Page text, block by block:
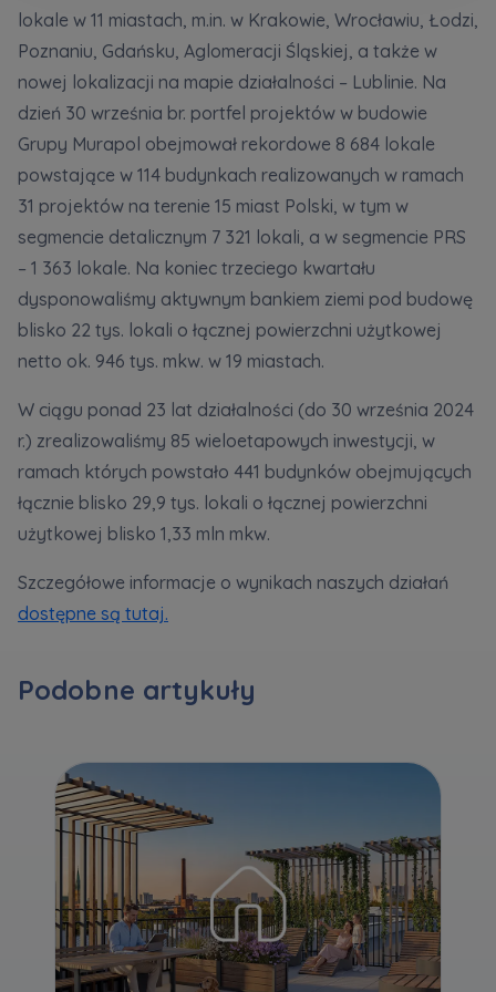
lokale w 11 miastach, m.in. w Krakowie, Wrocławiu, Łodzi,
Poznaniu, Gdańsku, Aglomeracji Śląskiej, a także w
nowej lokalizacji na mapie działalności – Lublinie. Na
dzień 30 września br. portfel projektów w budowie
Grupy Murapol obejmował rekordowe 8 684 lokale
powstające w 114 budynkach realizowanych w ramach
31 projektów na terenie 15 miast Polski, w tym w
segmencie detalicznym 7 321 lokali, a w segmencie PRS
– 1 363 lokale. Na koniec trzeciego kwartału
dysponowaliśmy aktywnym bankiem ziemi pod budowę
blisko 22 tys. lokali o łącznej powierzchni użytkowej
netto ok. 946 tys. mkw. w 19 miastach.
W ciągu ponad 23 lat działalności (do 30 września 2024
r.) zrealizowaliśmy 85 wieloetapowych inwestycji, w
ramach których powstało 441 budynków obejmujących
łącznie blisko 29,9 tys. lokali o łącznej powierzchni
użytkowej blisko 1,33 mln mkw.
Szczegółowe informacje o wynikach naszych działań
dostępne są tutaj.
Podobne artykuły
E-mail
Zamawiam obsługę w języku ukraińskim (Замовляю
контакт українською мовою)
Wyrażam wszystkie zgody
Informujemy, że w trosce o najwyższą jakość i
Rozwiń
Wyrażam zgodę na otrzymywanie informacji
handlowych od...
Każdej osobie przysługuje prawo dostępu do
treści swoich... *
Rozwiń
pakietu akcji proszę wysyłać na
notyfikacje@murapol.pl
Кожна особа має право отримати доступ до
своїх персональних
розширити
Регламент надання електронних послуг товариством гк
Murapol
Зв’яжіться з нами
Wyślij
Wyślij